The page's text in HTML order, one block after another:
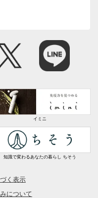
イミニ
知識で変わるあなたの暮らし ちそう
く表示
について